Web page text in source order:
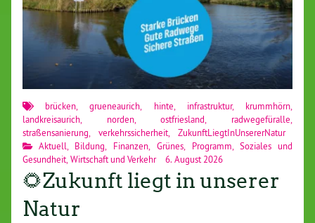
brücken,grueneaurich, hinte, infrastruktur, krummhörn,
landkreisaurich, norden,ostfriesland, radwegefüralle,
straßensanierung, verkehrssicherheit, ZukunftLiegtInUnsererNatur
Aktuell, Bildung, Finanzen, Grünes, Programm,Soziales und
Gesundheit,Wirtschaft und Verkehr 6. August 2026
🌻Zukunft liegt in unserer
Natur